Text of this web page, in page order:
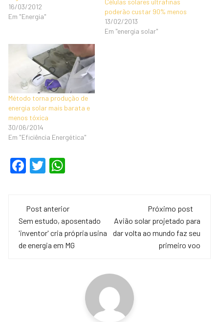
16/03/2012
Em "Energia"
Células solares ultrafinas
poderão custar 90% menos
13/02/2013
Em "energia solar"
Método torna produção de
energia solar mais barata e
menos tóxica
30/06/2014
Em "Eficiência Energética"
F
e
b
o
T
er s
A
p
Navegação
de
post
Post anterior
Sem estudo, aposentado
'inventor' cria própria usina
de energia em MG
Próximo post
Avião solar projetado para
dar volta ao mundo faz seu
primeiro voo